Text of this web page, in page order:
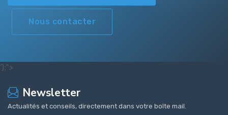
Nous contacter
');">
Newsletter
Actualités et conseils, directement dans votre boîte mail.